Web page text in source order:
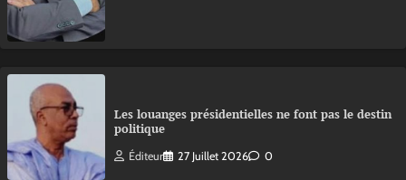
Les louanges présidentielles ne font pas le destin
politique
Éditeur 27 Juillet 2026 0